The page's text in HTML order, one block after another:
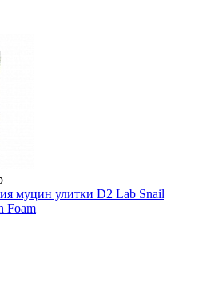
муцин улитки D2 Lab Snail
Foam